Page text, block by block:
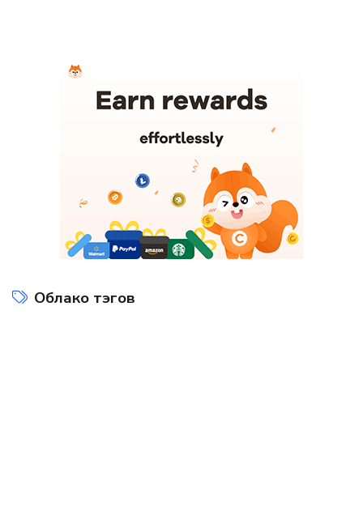
Облако тэгов